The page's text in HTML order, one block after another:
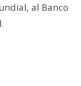
al Banco